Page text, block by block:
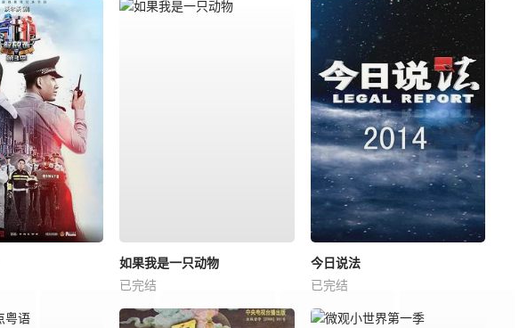
如果我是一只动物
已完结
今日说法
已完结